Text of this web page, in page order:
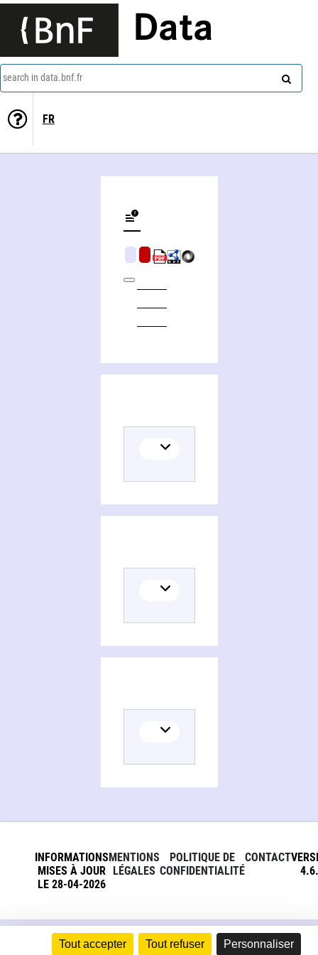
Tout accepter Tout refuser Personnaliser
Data
search in data.bnf.fr
FR
INFORMATIONS
MISES À JOUR
LE 28-04-2026
MENTIONS
LÉGALES
POLITIQUE DE
CONFIDENTIALITÉ
CONTACT